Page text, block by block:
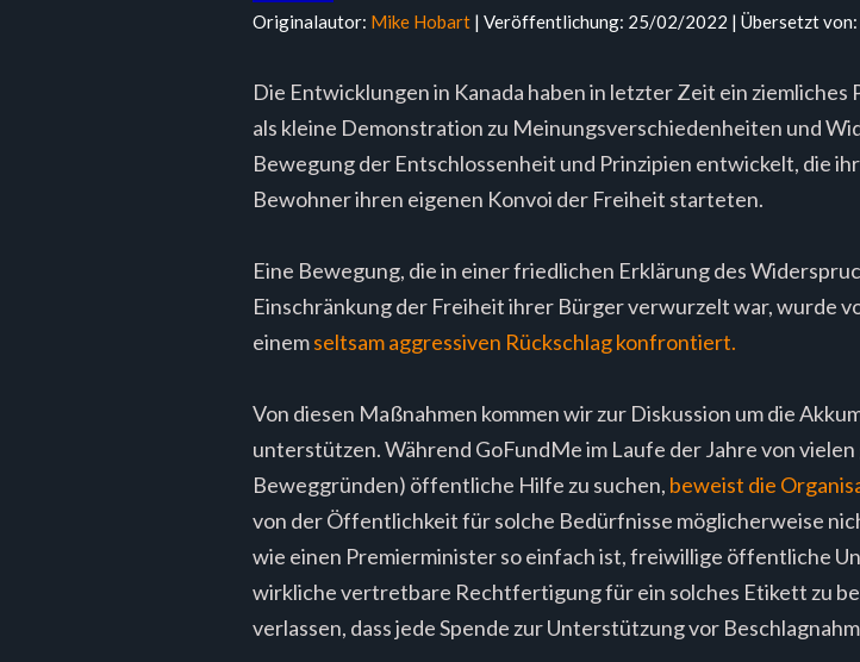
Originalautor: Mike Hobart | Veröffentlichung: 25/02/2022 | Übersetzt von:
Die Entwicklungen in Kanada haben in letzter Zeit ein ziemliches
als kleine Demonstration zu Meinungsverschiedenheiten und
Bewegung der Entschlossenheit und Prinzipien entwickelt, die
Bewohner ihren eigenen Konvoi der Freiheit starteten.
Eine Bewegung, die in einer friedlichen Erklärung des
Einschränkung der Freiheit ihrer Bürger verwurzelt war, wurde
einemseltsam aggressiven Rückschlag konfrontiert.
Von diesen Maßnahmen kommen wir zur Diskussion um die
unterstützen. Während GoFundMe im Laufe der Jahre von
Beweggründen) öffentliche Hilfe zu suchen, beweist die
von der Öffentlichkeit für solche Bedürfnisse möglicherweise
wie einen Premierminister so einfach ist, freiwillige öffentliche
wirkliche vertretbare Rechtfertigung für ein solches Etikett zu
verlassen, dass jede Spende zur Unterstützung vor